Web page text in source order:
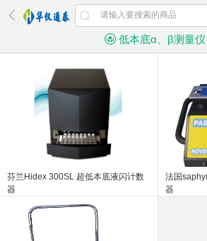
低本底α、β测量仪
芬兰Hidex 300SL 超低本底液闪计数
器
法国
器